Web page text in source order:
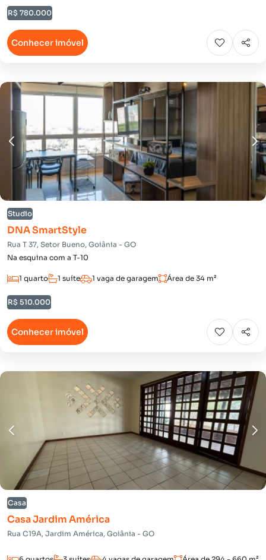
R$ 780.000
Conhecer imóvel
Studio
DNA SmartStyle
Rua T 37, Setor Bueno, Goiânia - GO
Na esquina com a T-10
1 quarto 1 suíte 1 vaga de garagem Área de 34 m²
R$ 510.000
Conhecer imóvel
Casa
Casa Jardim América
Rua C19A, Jardim América, Goiânia - GO